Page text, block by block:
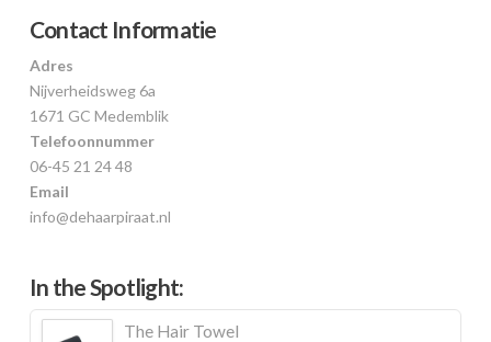
Contact Informatie
Adres
Nijverheidsweg 6a
1671 GC Medemblik
Telefoonnummer
06-45 21 24 48
Email
info@dehaarpiraat.nl
In the Spotlight:
The Hair Towel